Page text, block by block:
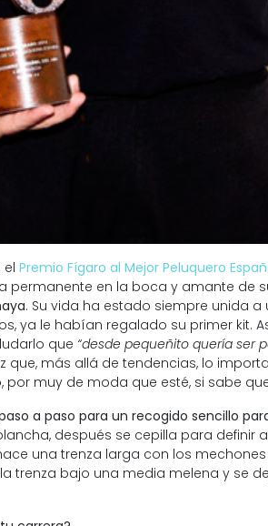
el Premio Fígaro al Mejor Peluquero
permanente en la boca y amante de
. Su vida ha estado siempre unida
ya le habían regalado su primer kit.
que “desde pequeñito quería ser
que, más allá de tendencias, lo
muy de moda que esté, si sabe
a paso para un recogido sencillo
después se cepilla para definir
una trenza larga con los
trenza bajo una media melena y se
las
diaria
Por
uno